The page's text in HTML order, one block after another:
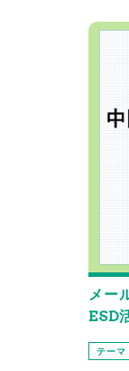
メー
ESD
テーマ